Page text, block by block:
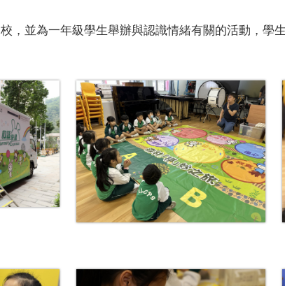
，並為一年級學生舉辦與認識情緒有關的活動，